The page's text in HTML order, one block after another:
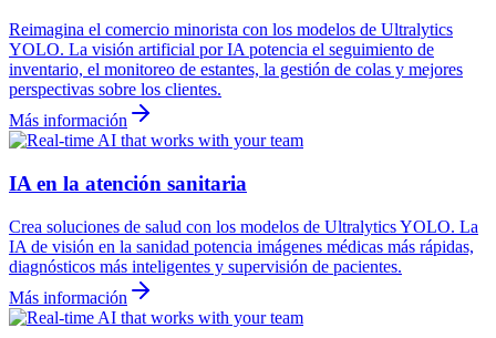
Reimagina el comercio minorista con los modelos de Ultralytics
YOLO. La visión artificial por IA potencia el seguimiento de
inventario, el monitoreo de estantes, la gestión de colas y mejores
perspectivas sobre los clientes.
Más información
IA en la atención sanitaria
Crea soluciones de salud con los modelos de Ultralytics YOLO. La
IA de visión en la sanidad potencia imágenes médicas más rápidas,
diagnósticos más inteligentes y supervisión de pacientes.
Más información